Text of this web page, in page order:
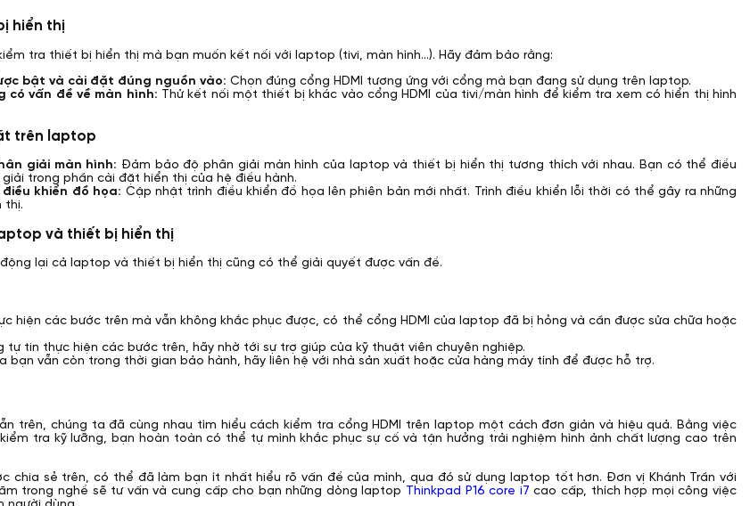
hiển thị
tra thiết bị hiển thị mà bạn muốn kết nối với laptop (tivi, màn hình...). Hãy đảm bảo rằng:
bật và cài đặt đúng nguồn vào: Chọn đúng cổng HDMI tương ứng với cổng mà bạn đang sử dụng trên laptop.
có vấn đề về màn hình: Thử kết nối một thiết bị khác vào cổng HDMI của tivi/màn hình để kiểm tra xem có hiển thị hình
trên laptop
giải màn hình: Đảm bảo độ phân giải màn hình của laptop và thiết bị hiển thị tương thích với nhau. Bạn có thể điều
trong phần cài đặt hiển thị của hệ điều hành.
khiển đồ họa: Cập nhật trình điều khiển đồ họa lên phiên bản mới nhất. Trình điều khiển lỗi thời có thể gây ra những
thị.
và thiết bị hiển thị
lại cả laptop và thiết bị hiển thị cũng có thể giải quyết được vấn đề.
hiện các bước trên mà vẫn không khắc phục được, có thể cổng HDMI của laptop đã bị hỏng và cần được sửa chữa hoặc
tự tin thực hiện các bước trên, hãy nhờ tới sự trợ giúp của kỹ thuật viên chuyên nghiệp.
bạn vẫn còn trong thời gian bảo hành, hãy liên hệ với nhà sản xuất hoặc cửa hàng máy tính để được hỗ trợ.
trên, chúng ta đã cùng nhau tìm hiểu cách kiểm tra cổng HDMI trên laptop một cách đơn giản và hiệu quả. Bằng việc
tra kỹ lưỡng, bạn hoàn toàn có thể tự mình khắc phục sự cố và tận hưởng trải nghiệm hình ảnh chất lượng cao trên
chia sẻ trên, có thể đã làm bạn ít nhất hiểu rõ vấn đề của mình, qua đó sử dụng laptop tốt hơn. Đơn vị Khánh Trần với
trong nghề sẽ tư vấn và cung cấp cho bạn những dòng laptop Thinkpad P16 core i7 cao cấp, thích hợp mọi công việc